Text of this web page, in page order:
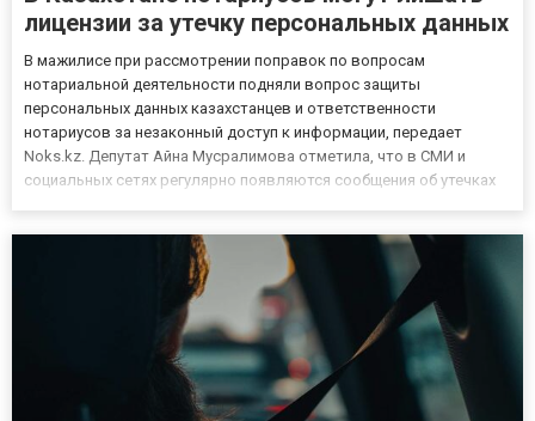
лицензии за утечку персональных данных
В мажилисе при рассмотрении поправок по вопросам
нотариальной деятельности подняли вопрос защиты
персональных данных казахстанцев и ответственности
нотариусов за незаконный доступ к информации, передает
Noks.kz. Депутат Айна Мусралимова отметила, что в СМИ и
социальных сетях регулярно появляются сообщения об утечках
сведениям о регистрации граж...